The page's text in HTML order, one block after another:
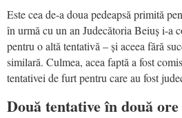
Este cea de-a doua pedeapsă primită
în urmă cu un an Judecătoria Beiuș i-a
pentru o altă tentativă – și aceea fără
similară. Culmea, acea faptă a fost
tentativei de furt pentru care au fost
Două tentative în două ore